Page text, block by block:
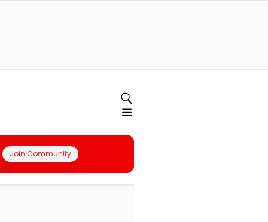
Join Community